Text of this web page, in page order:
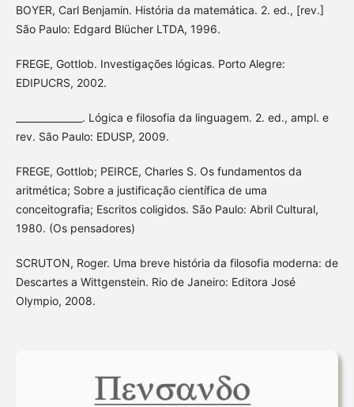
BOYER, Carl Benjamin. História da matemática. 2. ed., [rev.]
São Paulo: Edgard Blücher LTDA, 1996.
FREGE, Gottlob. Investigações lógicas. Porto Alegre:
EDIPUCRS, 2002.
______________. Lógica e filosofia da linguagem. 2. ed., ampl. e
rev. São Paulo: EDUSP, 2009.
FREGE, Gottlob; PEIRCE, Charles S. Os fundamentos da
aritmética; Sobre a justificação científica de uma
conceitografia; Escritos coligidos. São Paulo: Abril Cultural,
1980. (Os pensadores)
SCRUTON, Roger. Uma breve história da filosofia moderna: de
Descartes a Wittgenstein. Rio de Janeiro: Editora José
Olympio, 2008.